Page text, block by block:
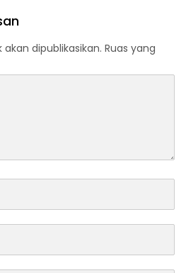
dipublikasikan. Ruas yang